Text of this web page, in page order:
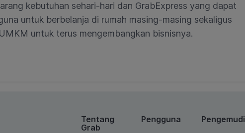
kebutuhan sehari-hari dan GrabExpress yang dapat
untuk berbelanja di rumah masing-masing sekaligus
untuk terus mengembangkan bisnisnya.
Tentang
Grab
Pengguna Pengemudi